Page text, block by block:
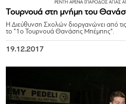
Τουρνουά στη μνήμη του
Η Διεύθυνση Σχολών διοργανώνει από
το “1ο Τουρνουά Θανάσης Μπέμπης”.
19.12.2017